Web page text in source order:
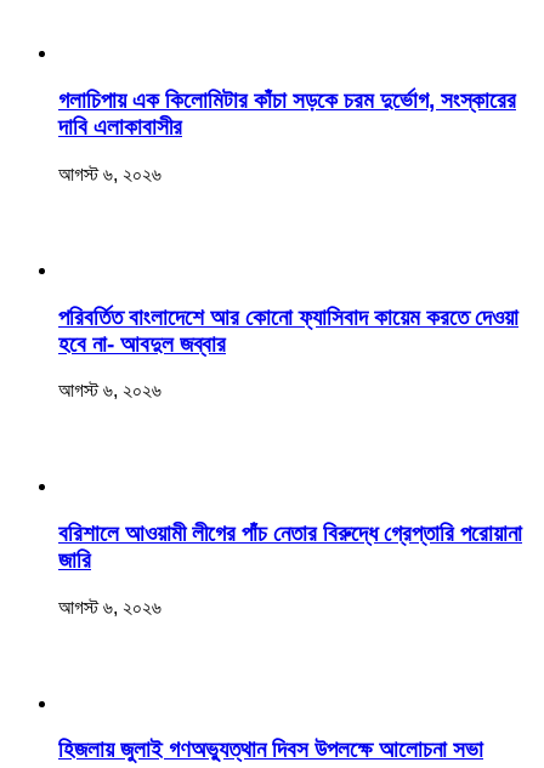
‎গলাচিপায় এক কিলোমিটার কাঁচা সড়কে চরম দুর্ভোগ, সংস্কারের
দাবি এলাকাবাসীর
আগস্ট ৬, ২০২৬
পরিবর্তিত বাংলাদেশে আর কোনো ফ্যাসিবাদ কায়েম করতে দেওয়া
হবে না- আবদুল জব্বার
আগস্ট ৬, ২০২৬
বরিশালে আওয়ামী লীগের পাঁচ নেতার বিরুদ্ধে গ্রেপ্তারি পরোয়ানা
জারি
আগস্ট ৬, ২০২৬
হিজলায় জুলাই গণঅভ্যুত্থান দিবস উপলক্ষে আলোচনা সভা